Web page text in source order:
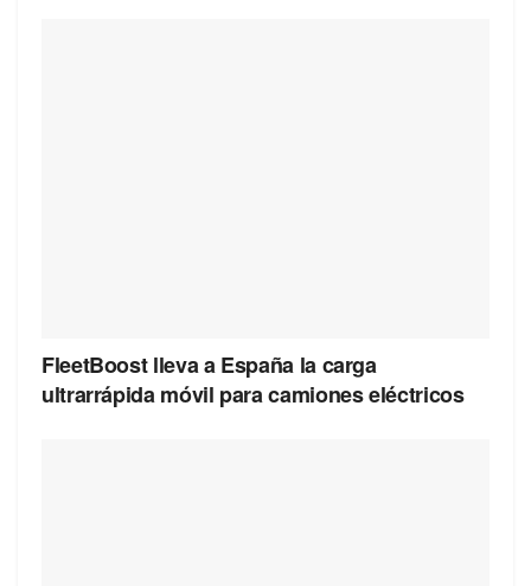
FleetBoost lleva a España la carga
ultrarrápida móvil para camiones eléctricos